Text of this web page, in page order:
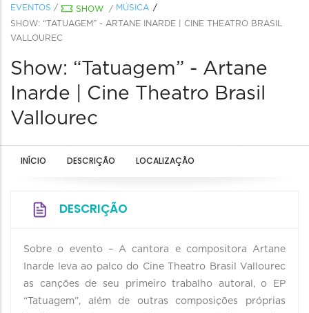
EVENTOS / SHOW / MÚSICA
SHOW: “TATUAGEM” - ARTANE INARDE | CINE THEATRO BRASIL
VALLOUREC
Show: “Tatuagem” - Artane
Inarde | Cine Theatro Brasil
Vallourec
INÍCIO DESCRIÇÃO LOCALIZAÇÃO
DESCRIÇÃO
Sobre o evento – A cantora e compositora Artane
Inarde leva ao palco do Cine Theatro Brasil Vallourec
as canções de seu primeiro trabalho autoral, o EP
“Tatuagem”, além de outras composições próprias